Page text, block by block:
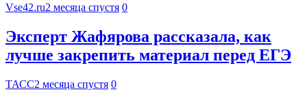
Vse42.ru2 месяца спустя 0
Эксперт Жафярова рассказала, как
лучше закрепить материал перед ЕГЭ
ТАСС2 месяца спустя 0